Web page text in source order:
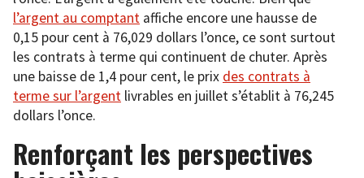
l’argent au comptant affiche encore une hausse de
0,15 pour cent à 76,029 dollars l’once, ce sont surtout
les contrats à terme qui continuent de chuter. Après
une baisse de 1,4 pour cent, le prix des contrats à
terme sur l’argent livrables en juillet s’établit à 76,245
dollars l’once.
Renforçant les perspectives